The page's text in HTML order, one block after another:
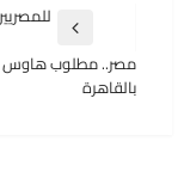
المقالات
المقالة
السابقة
المقالة
مصر.. مطلوب هاوس
بالقاهرة